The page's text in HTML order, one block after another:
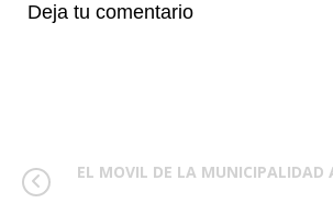
Deja tu comentario
EL MOVIL DE LA MUNICIPALIDAD